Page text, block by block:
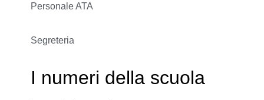
Personale ATA
Segreteria
I numeri della scuola